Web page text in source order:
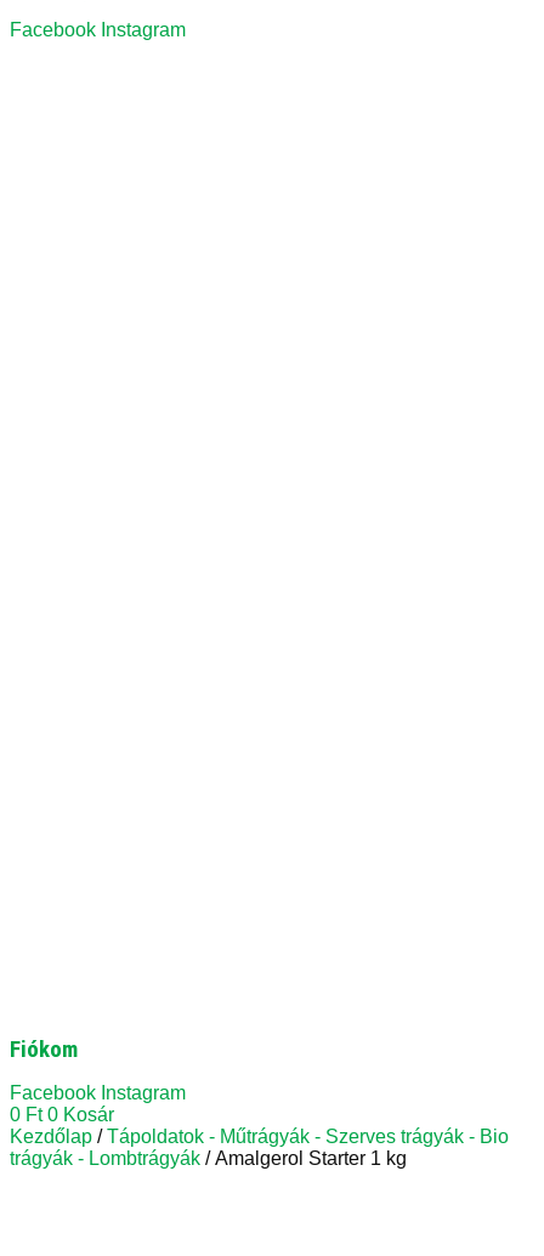
Facebook Instagram
Fiókom
Facebook Instagram
0 Ft 0 Kosár
Kezdőlap /Tápoldatok - Műtrágyák - Szerves trágyák - Bio
trágyák - Lombtrágyák / Amalgerol Starter 1 kg